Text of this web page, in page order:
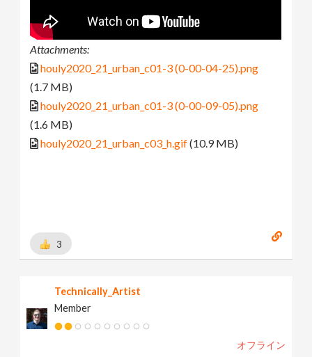
Attachments:
houly2020_21_urban_c01-3 (0-00-04-25).png
(1.7 MB)
houly2020_21_urban_c01-3 (0-00-09-05).png
(1.6 MB)
houly2020_21_urban_c03_h.gif(10.9 MB)
3
Technically_Artist
Member
オフライン